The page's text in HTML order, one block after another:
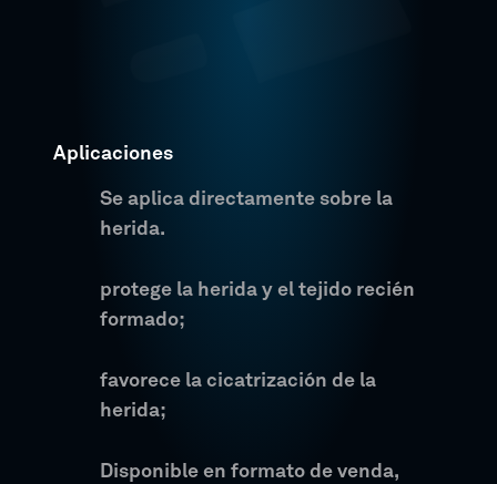
Aplicaciones
Se aplica directamente sobre la
herida.
protege la herida y el tejido recién
formado;
favorece la cicatrización de la
herida;
Disponible en formato de venda,